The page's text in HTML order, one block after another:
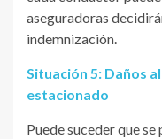
aseguradoras
indemnización.
Situación 5: Daños
estacionado
Puede suceder que